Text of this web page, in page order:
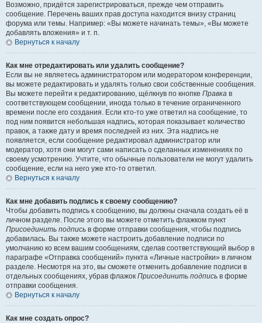
Возможно, придётся зарегистрироваться, прежде чем отправить
сообщение. Перечень ваших прав доступа находится внизу страниц
форума или темы. Например: «Вы можете начинать темы», «Вы можете
добавлять вложения» и т. п.
Вернуться к началу
Как мне отредактировать или удалить сообщение?
Если вы не являетесь администратором или модератором конференции,
вы можете редактировать и удалять только свои собственные сообщения.
Вы можете перейти к редактированию, щёлкнув по кнопке Правка в
соответствующем сообщении, иногда только в течение ограниченного
времени после его создания. Если кто-то уже ответил на сообщение, то
под ним появится небольшая надпись, которая показывает количество
правок, а также дату и время последней из них. Эта надпись не
появляется, если сообщение редактировал администратор или
модератор, хотя они могут сами написать о сделанных изменениях по
своему усмотрению. Учтите, что обычные пользователи не могут удалить
сообщение, если на него уже кто-то ответил.
Вернуться к началу
Как мне добавить подпись к своему сообщению?
Чтобы добавить подпись к сообщению, вы должны сначала создать её в
личном разделе. После этого вы можете отметить флажком пункт
Присоединить подпись в форме отправки сообщения, чтобы подпись
добавилась. Вы также можете настроить добавление подписи по
умолчанию ко всем вашим сообщениям, сделав соответствующий выбор в
параграфе «Отправка сообщений» пункта «Личные настройки» в личном
разделе. Несмотря на это, вы сможете отменить добавление подписи в
отдельных сообщениях, убрав флажок Присоединить подпись в форме
отправки сообщения.
Вернуться к началу
Как мне создать опрос?